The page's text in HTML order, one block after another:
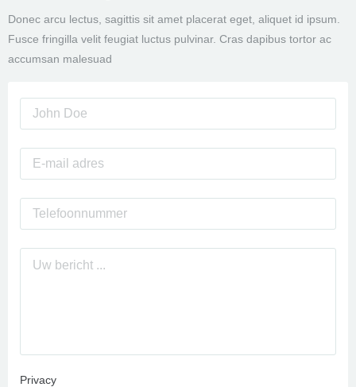
Donec arcu lectus, sagittis sit amet placerat eget, aliquet id ipsum.
Fusce fringilla velit feugiat luctus pulvinar. Cras dapibus tortor ac
accumsan malesuad
Privacy